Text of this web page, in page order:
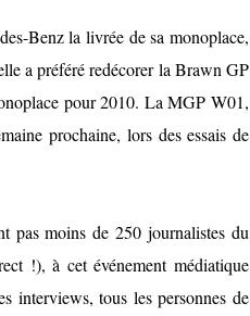
Benz la livrée de sa monoplace,
a préféré redécorer la Brawn GP
pour 2010. La MGP W01,
prochaine, lors des essais de
pas moins de 250 journalistes du
!), à cet événement médiatique
interviews, tous les personnes de